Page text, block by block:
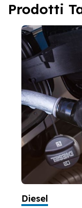
Prodotti
Diesel